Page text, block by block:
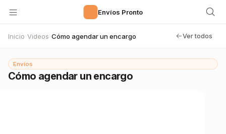
Envíos Pronto
Inicio› Videos› Cómo agendar un encargo Ver todos
Envíos
Cómo agendar un encargo